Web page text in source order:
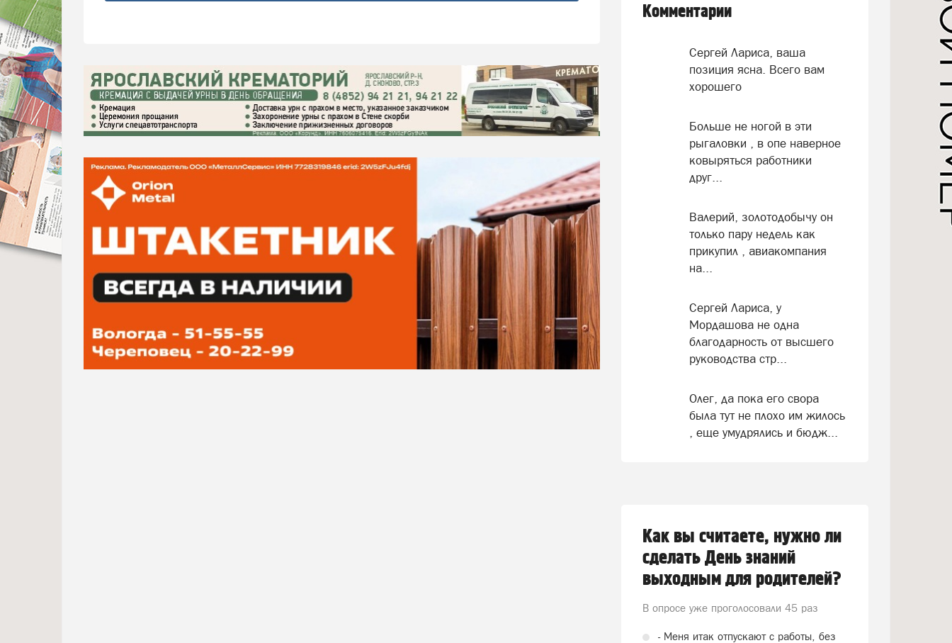
Комментарии
Сергей Лариса, ваша
позиция ясна. Всего вам
хорошего
Больше не ногой в эти
рыгаловки , в опе наверное
ковыряться работники
друг...
Валерий, золотодобычу он
только пару недель как
прикупил , авиакомпания
на...
Сергей Лариса, у
Мордашова не одна
благодарность от высшего
руководства стр...
Олег, да пока его свора
была тут не плохо им жилось
, еще умудрялись и бюдж...
Как вы считаете, нужно ли
сделать День знаний
выходным для родителей?
В опросе уже проголосовали 45 раз
- Меня итак отпускают с работы, без